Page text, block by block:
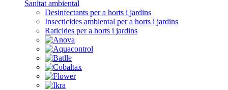
Sanitat ambiental
Desinfectants per a horts i jardins
Insecticides ambiental per a horts i jardins
Raticides per a horts i jardins